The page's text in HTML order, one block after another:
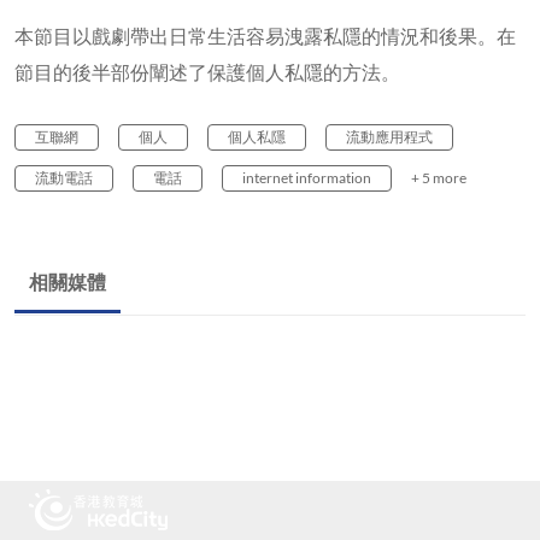
本節目以戲劇帶出日常生活容易洩露私隱的情況和後果。在
節目的後半部份闡述了保護個人私隱的方法。
互聯網 個人 個人私隱 流動應用程式
流動電話 電話 internet information + 5 more
相關媒體